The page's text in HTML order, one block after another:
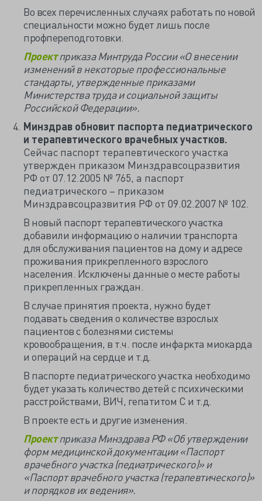
Во всех перечисленных случаях работать по новой
специальности можно будет лишь после
профпереподготовки.
Проектприказа Минтруда России «О внесении
изменений в некоторые профессиональные
стандарты, утвержденные приказами
Министерства труда и социальной защиты
Российской Федерации».
Минздрав обновит паспорта педиатрического
и терапевтического врачебных участков.
Сейчас паспорт терапевтического участка
утвержден приказом Минздравсоцразвития
РФ от 07.12.2005 № 765, а паспорт
педиатрического – приказом
Минздравсоцразвития РФ от 09.02.2007 № 102.
В новый паспорт терапевтического участка
добавили информацию о наличии транспорта
для обслуживания пациентов на дому и адресе
проживания прикрепленного взрослого
населения. Исключены данные о месте работы
прикрепленных граждан.
В случае принятия проекта, нужно будет
подавать сведения о количестве взрослых
пациентов с болезнями системы
кровообращения, в т.ч. после инфаркта миокарда
и операций на сердце и т.д.
В паспорте педиатрического участка необходимо
будет указать количество детей с психическими
расстройствами, ВИЧ, гепатитом С и т.д.
В проекте есть и другие изменения.
Проектприказа Минздрава РФ «Об утверждении
форм медицинской документации «Паспорт
врачебного участка (педиатрического)» и
«Паспорт врачебного участка (терапевтического)»
и порядков их ведения».